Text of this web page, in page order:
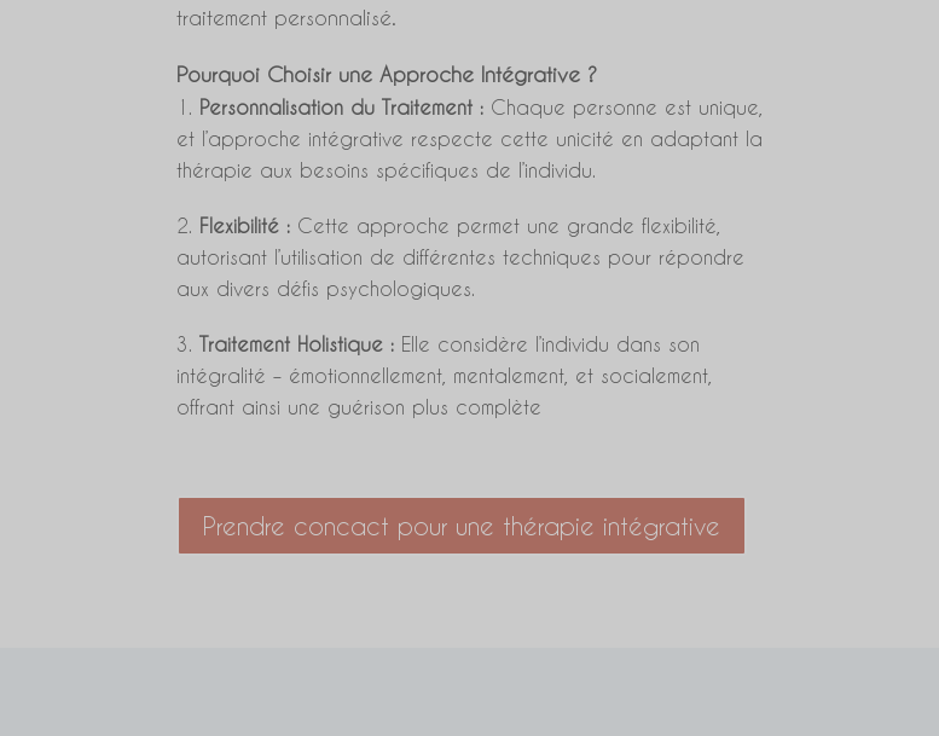
traitement personnalisé.
Pourquoi Choisir une Approche Intégrative ?
Personnalisation du Traitement : Chaque personne est unique,
et l’approche intégrative respecte cette unicité en adaptant la
thérapie aux besoins spécifiques de l’individu.
Flexibilité : Cette approche permet une grande flexibilité,
autorisant l’utilisation de différentes techniques pour répondre
aux divers défis psychologiques.
Traitement Holistique : Elle considère l’individu dans son
intégralité – émotionnellement, mentalement, et socialement,
offrant ainsi une guérison plus complète
Prendre concact pour une thérapie intégrative